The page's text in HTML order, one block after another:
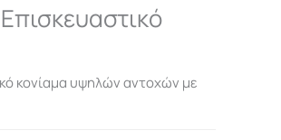
κονίαμα υψηλών αντοχών με